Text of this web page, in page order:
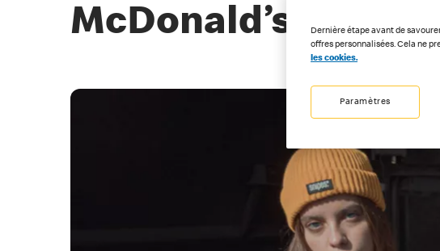
McDonald’s
Dernière étape avant de
offres personnalisées. Cela ne
les cookies.
Paramètres